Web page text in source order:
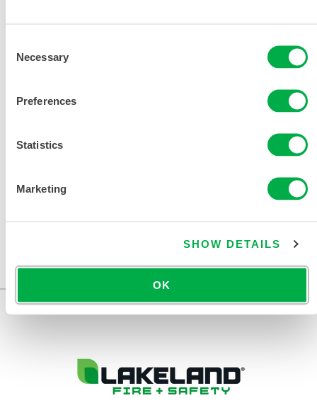
Selection
Necessary
Preferences
Statistics
Marketing
SHOW DETAILS
OK
改您的区域。
此产品通常不在您所在的区域销售。您可以在页面顶部更
改您的区域。
此产品通常不在您所在的区域销售。您可以在页面顶部更
此产品通常不在您所在的区域销售。您可以在页面顶部更
改您的区域。